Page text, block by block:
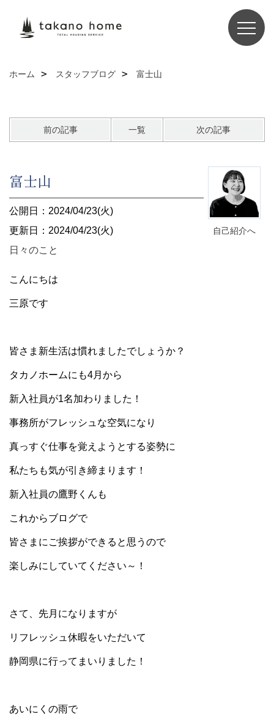
ホーム スタッフブログ 富士山
前の記事 一覧 次の記事
自己紹介へ
富士山
公開日：2024/04/23(火)
更新日：2024/04/23(火)
日々のこと
こんにちは
三原です
皆さま新生活は慣れましたでしょうか？
タカノホームにも4月から
新入社員が1名加わりました！
事務所がフレッシュな空気になり
真っすぐ仕事を覚えようとする姿勢に
私たちも気が引き締まります！
新入社員の鷹野くんも
これからブログで
皆さまにご挨拶ができると思うので
楽しみにしていてください～！
さて、先月になりますが
リフレッシュ休暇をいただいて
静岡県に行ってまいりました！
あいにくの雨で